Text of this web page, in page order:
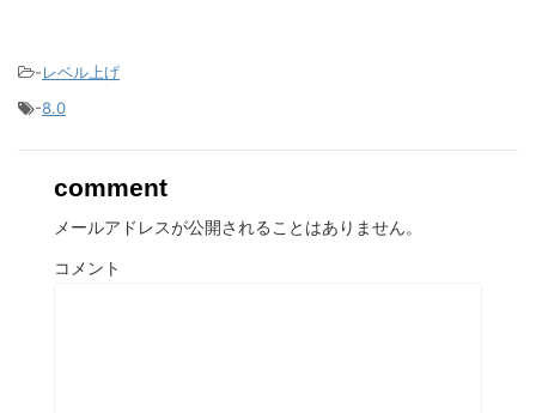
-レベル上げ
-8.0
comment
メールアドレスが公開されることはありません。
コメント